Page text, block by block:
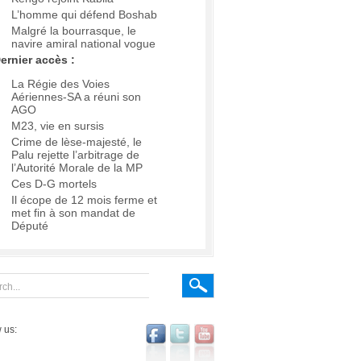
L’homme qui défend Boshab
Malgré la bourrasque, le
navire amiral national vogue
accès :
La Régie des Voies
Aériennes-SA a réuni son
AGO
M23, vie en sursis
Crime de lèse-majesté, le
Palu rejette l’arbitrage de
l’Autorité Morale de la MP
Ces D-G mortels
Il écope de 12 mois ferme et
met fin à son mandat de
Député
us: